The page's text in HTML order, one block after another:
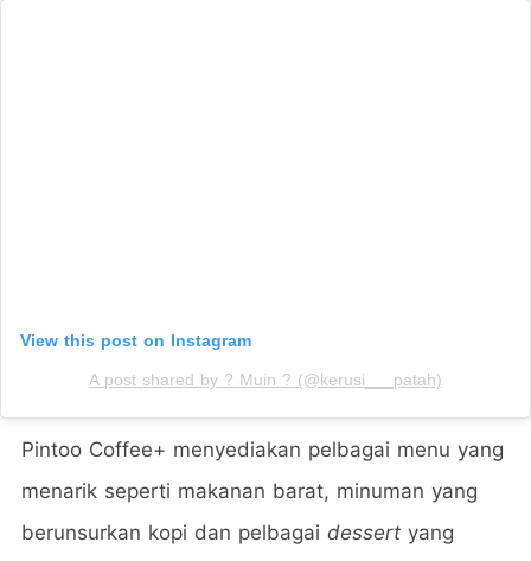
View this post on Instagram
A post shared by ? Muin ? (@kerusi___patah)
Pintoo Coffee+ menyediakan pelbagai menu yang
menarik seperti makanan barat, minuman yang
berunsurkan kopi dan pelbagai dessert yang